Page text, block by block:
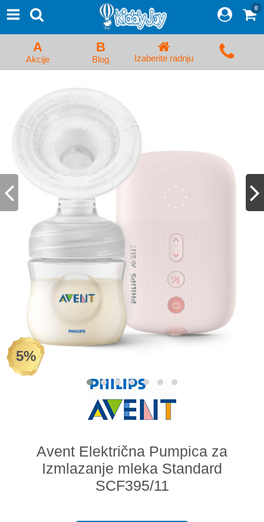
Proizvodi
Početna Prijava/Registracija
Kolica za bebe i dečija kolica
Auto sedišta za decu i bebe
Kreveci, ljuljaške i ležaljke
Kadice, noše i adapteri
Hranilice, flašice i cucle
Monitori, Ogradice i tricikli
Posteljine, vrećice i baldahini
Odeća i obuća
AKCIJA
Prodavnica
0
A
Akcije
B
Blog Izaberite radnju
5%
Avent Električna Pumpica za
Izmlazanje mleka Standard
SCF395/11